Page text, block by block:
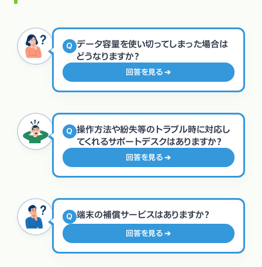
Q
データ容量を使い切ってしまった場合は
どうなりますか？
回答を見る ➔
Q
操作方法や紛失等のトラブル時に対応し
てくれるサポートデスクはありますか？
回答を見る ➔
Q 端末の補償サービスはありますか？
回答を見る ➔